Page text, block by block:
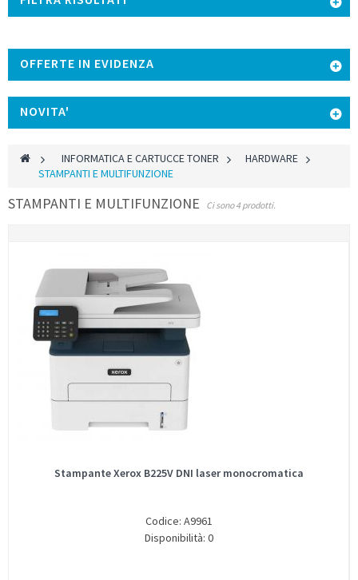
OFFERTE IN EVIDENZA
NOVITA'
> INFORMATICA E CARTUCCE TONER >
HARDWARE
STAMPANTI E MULTIFUNZIONE
STAMPANTI E MULTIFUNZIONE Ci sono 4 prodotti.
Stampante Xerox B225V DNI laser monocromatica
Codice: A9961
Disponibilità: 0